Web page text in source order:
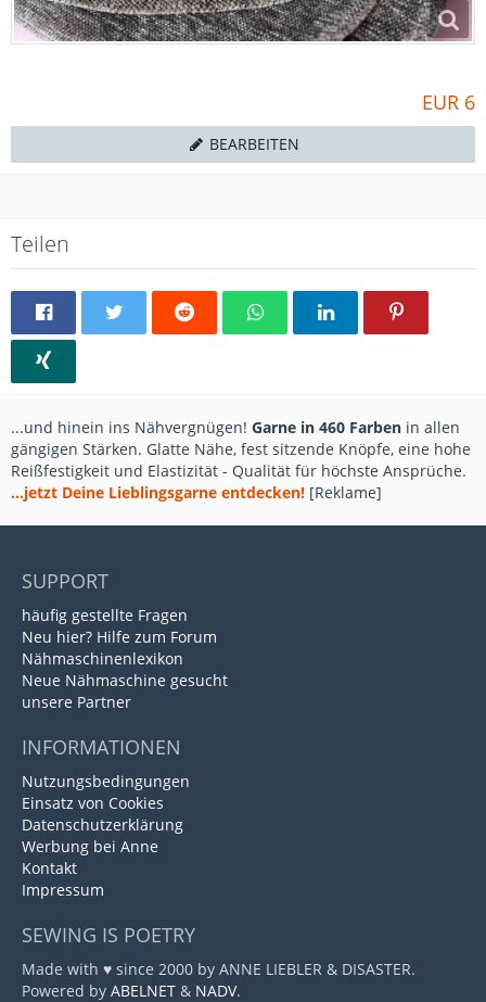
EUR 6
BEARBEITEN
Teilen
...und hinein ins Nähvergnügen! Garne in 460 Farben in allen
gängigen Stärken. Glatte Nähe, fest sitzende Knöpfe, eine hohe
Reißfestigkeit und Elastizität - Qualität für höchste Ansprüche.
...jetzt Deine Lieblingsgarne entdecken! [Reklame]
SUPPORT
häufig gestellte Fragen
Neu hier? Hilfe zum Forum
Nähmaschinenlexikon
Neue Nähmaschine gesucht
unsere Partner
INFORMATIONEN
Nutzungsbedingungen
Einsatz von Cookies
Datenschutzerklärung
Werbung bei Anne
Kontakt
Impressum
SEWING IS POETRY
Made with ♥ since 2000 by ANNE LIEBLER & DISASTER.
Powered by ABELNET & NADV.